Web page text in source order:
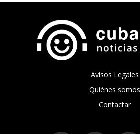
Avisos Legales
Quiénes somos
Contactar